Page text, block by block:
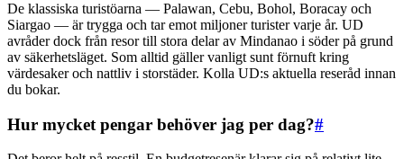
De klassiska turistöarna — Palawan, Cebu, Bohol, Boracay och
Siargao — är trygga och tar emot miljoner turister varje år. UD
avråder dock från resor till stora delar av Mindanao i söder på grund
av säkerhetsläget. Som alltid gäller vanligt sunt förnuft kring
värdesaker och nattliv i storstäder. Kolla UD:s aktuella reseråd innan
du bokar.
Hur mycket pengar behöver jag per dag?#